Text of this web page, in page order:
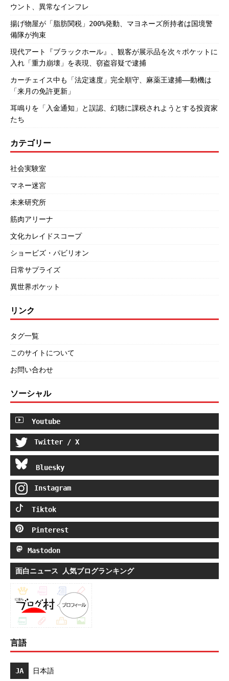
ウント、異常なインフレ
揚げ物屋が「脂肪関税」200%発動、マヨネーズ所持者は国境警
備隊が拘束
現代アート『ブラックホール』、観客が展示品を次々ポケットに
入れ「重力崩壊」を表現、窃盗容疑で逮捕
カーチェイス中も「法定速度」完全順守、麻薬王逮捕――動機は
「来月の免許更新」
耳鳴りを「入金通知」と誤認、幻聴に課税されようとする投資家
たち
カテゴリー
社会実験室
マネー迷宮
未来研究所
筋肉アリーナ
文化カレイドスコープ
ショービズ・パビリオン
日常サプライズ
異世界ポケット
リンク
タグ一覧
このサイトについて
お問い合わせ
ソーシャル
Youtube
Twitter / X
Bluesky
Instagram
Tiktok
Pinterest
Mastodon
面白ニュース 人気ブログランキング
言語
JA 日本語